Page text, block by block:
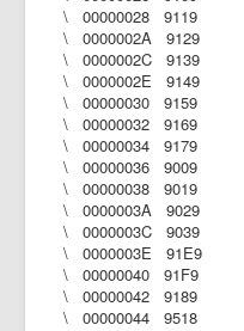
\ 00000028
\ 0000002A
\ 0000002C
\ 0000002E
\ 00000030
\ 00000032
\ 00000034
\ 00000036
\ 00000038
\ 0000003A
\ 0000003C
\ 0000003E
\ 00000040
\ 00000042
\ 00000044